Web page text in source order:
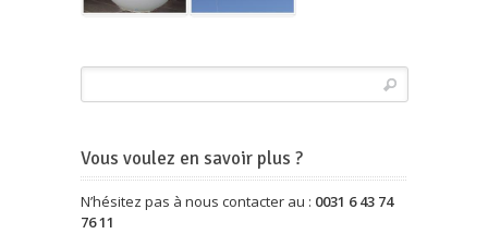
Vous voulez en savoir plus ?
N’hésitez pas à nous contacter au : 0031 6 43 74
76 11